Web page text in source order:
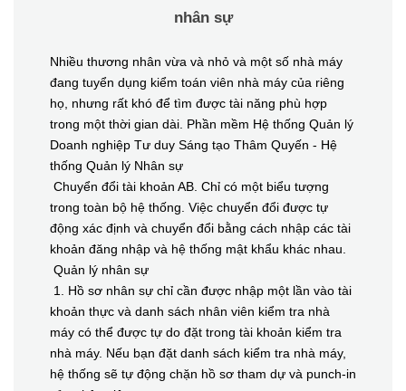
nhân sự
Nhiều thương nhân vừa và nhỏ và một số nhà máy
đang tuyển dụng kiểm toán viên nhà máy của riêng
họ, nhưng rất khó để tìm được tài năng phù hợp
trong một thời gian dài. Phần mềm Hệ thống Quản lý
Doanh nghiệp Tư duy Sáng tạo Thâm Quyến - Hệ
thống Quản lý Nhân sự
Chuyển đổi tài khoản AB. Chỉ có một biểu tượng
trong toàn bộ hệ thống. Việc chuyển đổi được tự
động xác định và chuyển đổi bằng cách nhập các tài
khoản đăng nhập và hệ thống mật khẩu khác nhau.
Quản lý nhân sự
1. Hồ sơ nhân sự chỉ cần được nhập một lần vào tài
khoản thực và danh sách nhân viên kiểm tra nhà
máy có thể được tự do đặt trong tài khoản kiểm tra
nhà máy. Nếu bạn đặt danh sách kiểm tra nhà máy,
hệ thống sẽ tự động chặn hồ sơ tham dự và punch-in